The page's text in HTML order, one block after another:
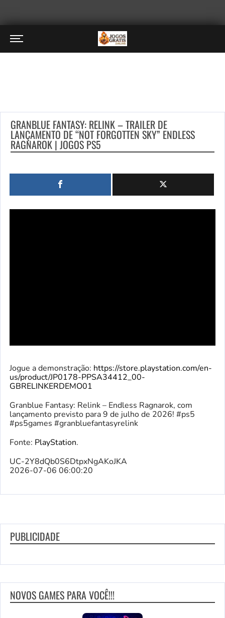
GRANBLUE FANTASY: RELINK – TRAILER DE
LANÇAMENTO DE “NOT FORGOTTEN SKY” ENDLESS
RAGNAROK | JOGOS PS5
Jogue a demonstração: https://store.playstation.com/en-
us/product/JP0178-PPSA34412_00-
GBRELINKERDEMO01
Granblue Fantasy: Relink – Endless Ragnarok, com
lançamento previsto para 9 de julho de 2026! #ps5
#ps5games #granbluefantasyrelink
Fonte: PlayStation.
UC-2Y8dQb0S6DtpxNgAKoJKA
2026-07-06 06:00:20
PUBLICIDADE
NOVOS GAMES PARA VOCÊ!!!